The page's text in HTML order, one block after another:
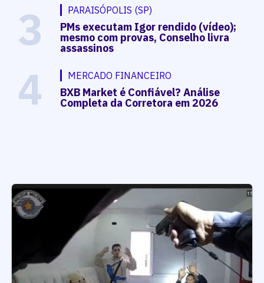
3 PARAISÓPOLIS (SP)
PMs executam Igor rendido (vídeo);
mesmo com provas, Conselho livra
assassinos
4 MERCADO FINANCEIRO
BXB Market é Confiável? Análise
Completa da Corretora em 2026